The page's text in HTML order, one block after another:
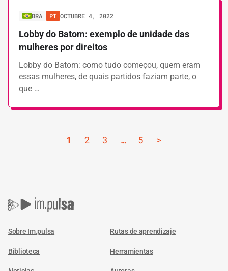
BRA PT OCTUBRE 4, 2022
Lobby do Batom: exemplo de unidade das
mulheres por direitos
Lobby do Batom: como tudo começou, quem eram
essas mulheres, de quais partidos faziam parte, o
que …
1 2 3 … 5 >
Sobre Im.pulsa Rutas de aprendizaje
Biblioteca Herramientas